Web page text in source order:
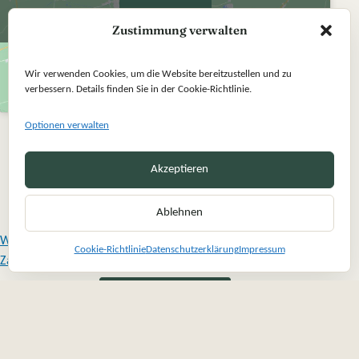
Zustimmung verwalten
Wir verwenden Cookies, um die Website bereitzustellen und zu
verbessern. Details finden Sie in der Cookie-Richtlinie.
Optionen verwalten
Akzeptieren
Ablehnen
Cookie-RichtlinieDatenschutzerklärungImpressum
Widerrufsbelehrung
Zahlung und Versand